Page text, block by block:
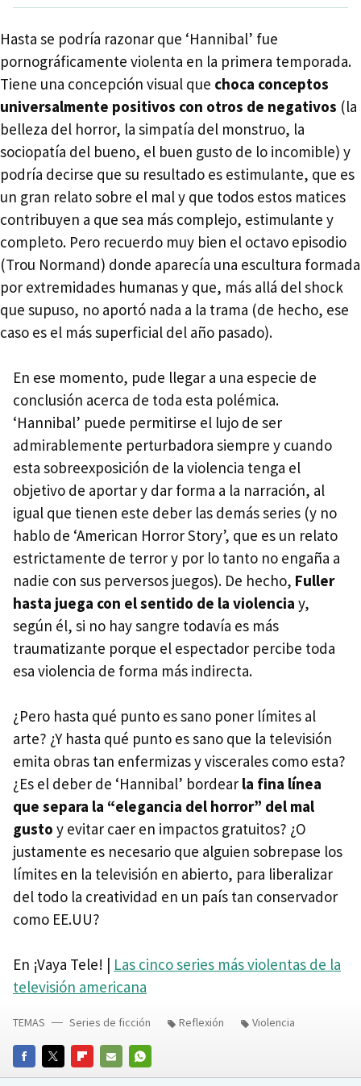
Hasta se podría razonar que ‘Hannibal’ fue
pornográficamente violenta en la primera temporada.
Tiene una concepción visual que choca conceptos
universalmente positivos con otros de negativos (la
belleza del horror, la simpatía del monstruo, la
sociopatía del bueno, el buen gusto de lo incomible) y
podría decirse que su resultado es estimulante, que es
un gran relato sobre el mal y que todos estos matices
contribuyen a que sea más complejo, estimulante y
completo. Pero recuerdo muy bien el octavo episodio
(Trou Normand) donde aparecía una escultura formada
por extremidades humanas y que, más allá del shock
que supuso, no aportó nada a la trama (de hecho, ese
caso es el más superficial del año pasado).
En ese momento, pude llegar a una especie de
conclusión acerca de toda esta polémica.
‘Hannibal’ puede permitirse el lujo de ser
admirablemente perturbadora siempre y cuando
esta sobreexposición de la violencia tenga el
objetivo de aportar y dar forma a la narración, al
igual que tienen este deber las demás series (y no
hablo de ‘American Horror Story’, que es un relato
estrictamente de terror y por lo tanto no engaña a
nadie con sus perversos juegos). De hecho, Fuller
hasta juega con el sentido de la violencia y,
según él, si no hay sangre todavía es más
traumatizante porque el espectador percibe toda
esa violencia de forma más indirecta.
¿Pero hasta qué punto es sano poner límites al
arte? ¿Y hasta qué punto es sano que la televisión
emita obras tan enfermizas y viscerales como esta?
¿Es el deber de ‘Hannibal’ bordear la fina línea
que separa la “elegancia del horror” del mal
gusto y evitar caer en impactos gratuitos? ¿O
justamente es necesario que alguien sobrepase los
límites en la televisión en abierto, para liberalizar
del todo la creatividad en un país tan conservador
como EE.UU?
En ¡Vaya Tele! | Las cinco series más violentas de la
televisión americana
FACEBOOKTWITTERFLIPBOARD
E-
WHATSAPP
TEMAS Series de ficción Reflexión Violencia